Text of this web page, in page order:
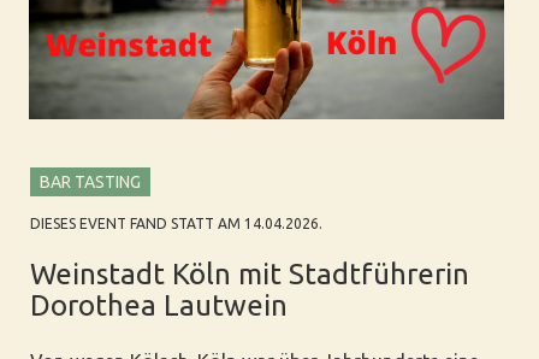
BAR TASTING
DIESES EVENT FAND STATT AM 14.04.2026.
Weinstadt Köln mit Stadtführerin
Dorothea Lautwein